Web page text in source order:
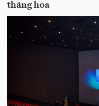
thăng hoa